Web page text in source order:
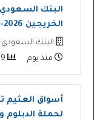
البنك السعودي
الخريجين 2026-2027 لحديثي التخرج
البنك السعودي
منذ يوم
أسواق العثيم
لحملة الدبلوم